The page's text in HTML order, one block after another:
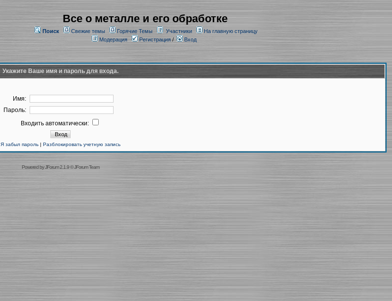
Все о металле и его обработке
Поиск Свежие темы Горячие Темы Участники
На главную страницу
Модерация
Регистрация/ Вход
Укажите Ваше имя и пароль для входа.
Имя:
Пароль:
Входить автоматически:
Я забыл пароль| Разблокировать учетную запись
Powered byJForum 2.1.9©JForum Team